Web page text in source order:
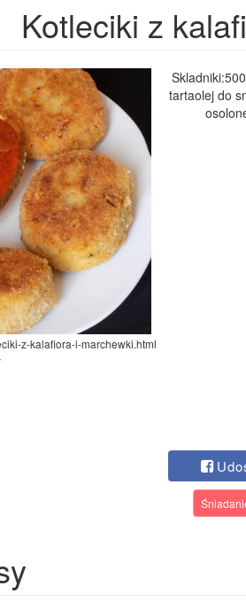
Kotleciki z
z-kalafiora-i-marchewki.html
tartaolej do